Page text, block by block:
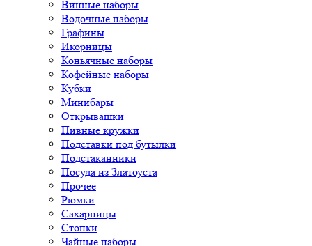
Винные наборы
Водочные наборы
Графины
Икорницы
Коньячные наборы
Кофейные наборы
Кубки
Минибары
Открывашки
Пивные кружки
Подставки под бутылки
Подстаканники
Посуда из Златоуста
Прочее
Рюмки
Сахарницы
Стопки
Чайные наборы